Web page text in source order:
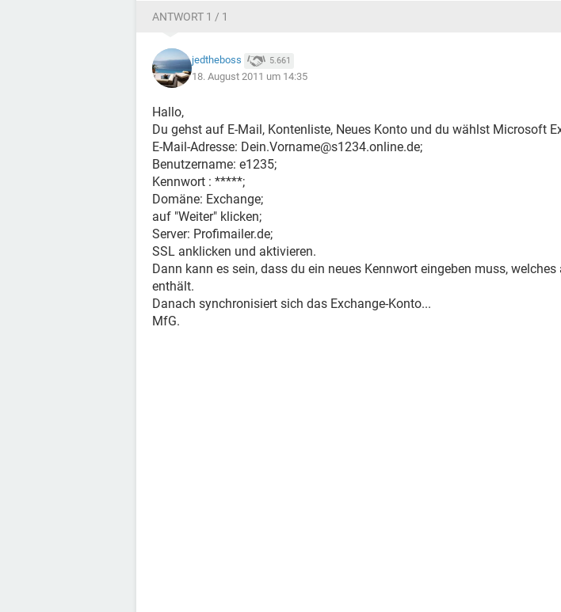
ANTWORT 1 / 1
jedtheboss 5.661
18. August 2011 um 14:35
Hallo,
Du gehst auf E-Mail, Kontenliste, Neues Konto und du wählst Microsoft
E-Mail-Adresse: Dein.Vorname@s1234.online.de;
Benutzername: e1235;
Kennwort : *****;
Domäne: Exchange;
auf "Weiter" klicken;
Server: Profimailer.de;
SSL anklicken und aktivieren.
Dann kann es sein, dass du ein neues Kennwort eingeben muss, welches
enthält.
Danach synchronisiert sich das Exchange-Konto...
MfG.